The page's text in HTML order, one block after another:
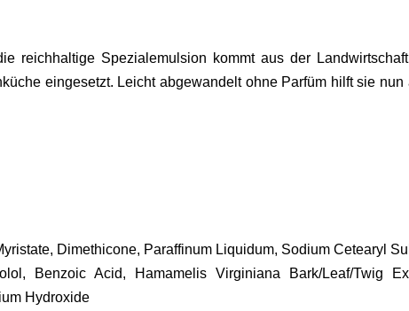
reichhaltige Spezialemulsion kommt aus der
eingesetzt. Leicht abgewandelt ohne Parfüm hilft sie nun
Dimethicone, Paraffinum Liquidum, Sodium Cetearyl
Benzoic Acid, Hamamelis Virginiana Bark/Leaf/Twig
Hydroxide